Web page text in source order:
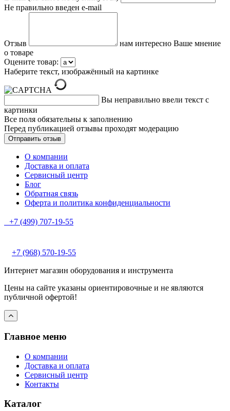
Не правильно введен e-mail
Отзыв
нам интересно Ваше мнение
о товаре
Оцените товар:
Наберите текст, изображённый на картинке
Вы неправильно ввели текст с
картинки
Все поля обязательны к заполнению
Перед публикацией отзывы проходят модерацию
О компании
Доставка и оплата
Сервисный центр
Блог
Обратная связь
Оферта и политика конфиденциальности
+7 (499) 707-19-55
+7 (968) 570-19-55
Интернет магазин оборудования и инструмента
Цены на сайте указаны ориентировочные и не являются
публичной офертой!
Главное меню
О компании
Доставка и оплата
Сервисный центр
Контакты
Каталог